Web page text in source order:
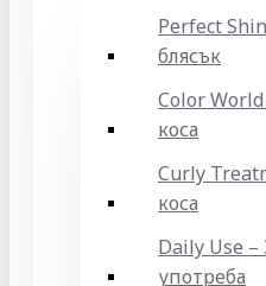
Perfect
блясък
Color
коса
Curly
коса
Daily Use
употреба